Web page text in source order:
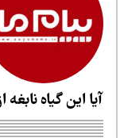
این گیاه نابغه از